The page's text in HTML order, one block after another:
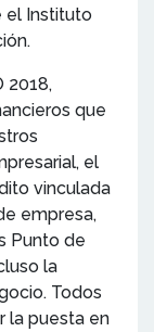
el Instituto
2018,
que
el
vinculada
empresa,
Punto de
la
Todos
la puesta en